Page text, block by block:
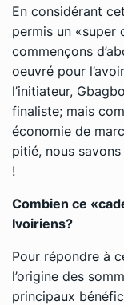
En considérant
permis un «super
commençons
oeuvré pour
l’initiateur,
finaliste; mais
économie de
pitié, nous
!
Combien ce
Ivoiriens?
Pour répondre à
l’origine des
principaux